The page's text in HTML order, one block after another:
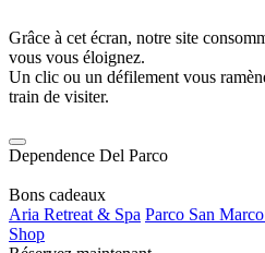
Grâce à cet écran, notre site
vous vous éloignez.
Un clic ou un défilement vous
train de visiter.
Dependence Del Parco
Bons cadeaux
Aria Retreat & Spa Parco San
Shop